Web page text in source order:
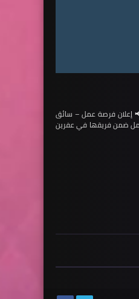
فرصة عمل – سائق
ضمن فريقها في عفرين